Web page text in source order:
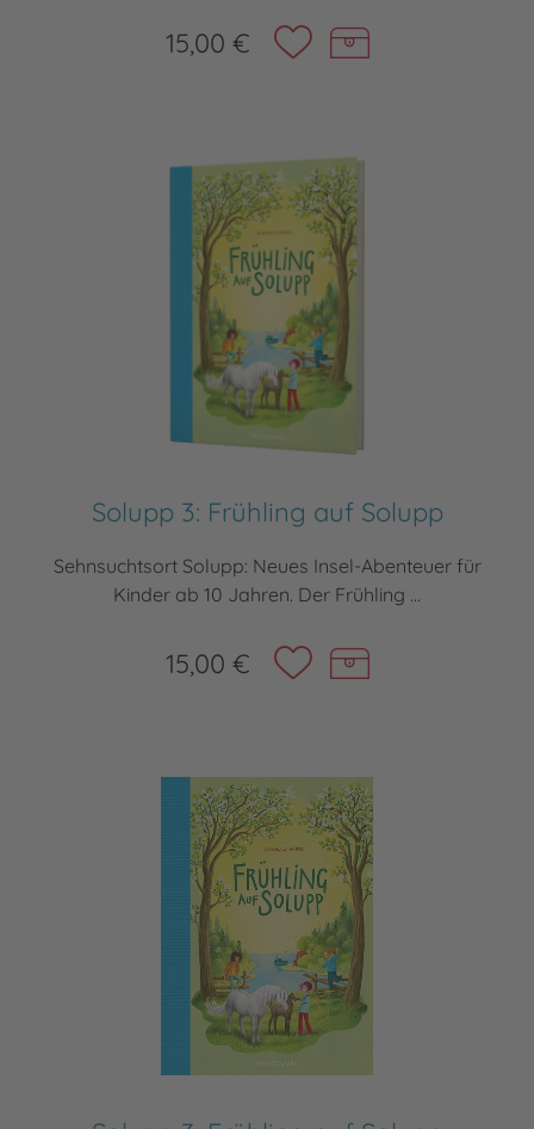
15,00 €
Solupp 3: Frühling auf Solupp
Sehnsuchtsort Solupp: Neues Insel-Abenteuer für
Kinder ab 10 Jahren. Der Frühling ...
15,00 €